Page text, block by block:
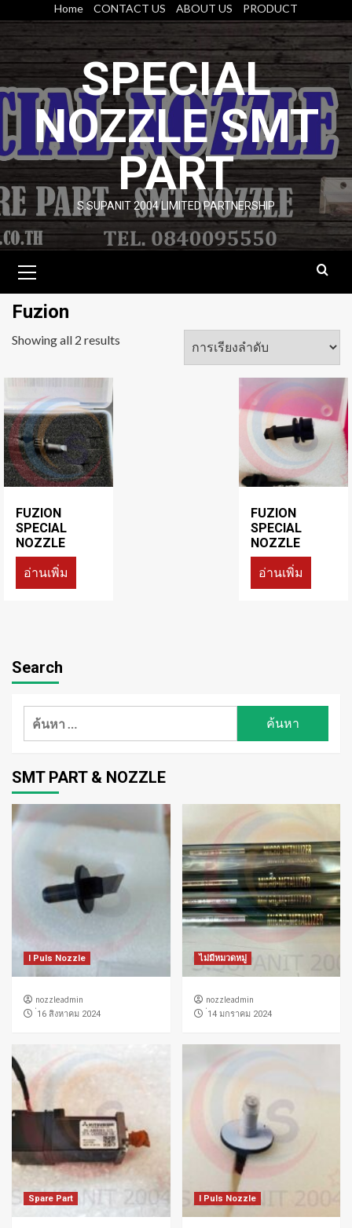
content
Home CONTACT US ABOUT US PRODUCT
SPECIAL
NOZZLE SMT
PART
S.SUPANIT 2004 LIMITED PARTNERSHIP
Menu
Fuzion
Showing all 2 results
FUZION
SPECIAL
NOZZLE
อ่านเพิ่ม
FUZION
SPECIAL
NOZZLE
อ่านเพิ่ม
Search
ค้นหา
SMT PART & NOZZLE
I Puls Nozzle
nozzleadmin
่16 สิงหาคม 2024
ไม่มีหมวดหมู่
nozzleadmin
่14 มกราคม 2024
Spare Part I Puls Nozzle